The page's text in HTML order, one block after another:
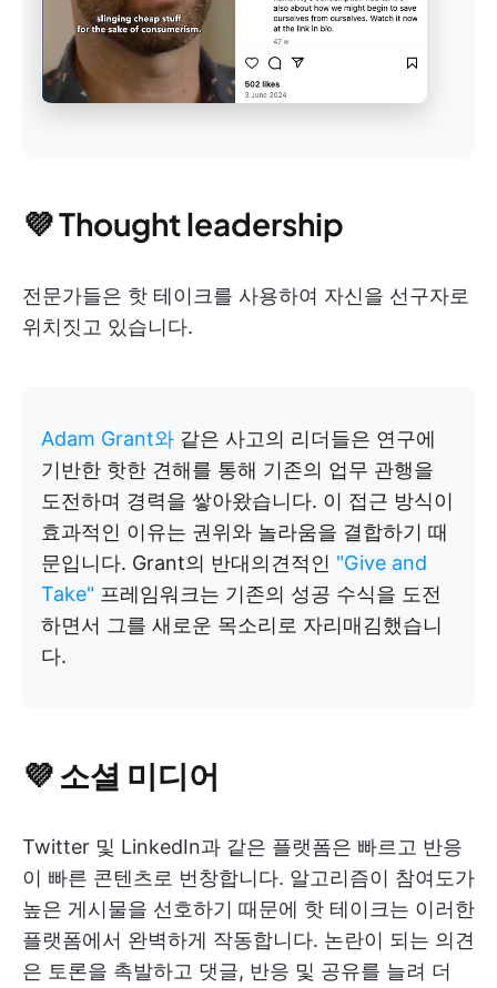
💜 Thought leadership
전문가들은 핫 테이크를 사용하여 자신을 선구자로
위치짓고 있습니다.
Adam Grant와 같은 사고의 리더들은 연구에
기반한 핫한 견해를 통해 기존의 업무 관행을
도전하며 경력을 쌓아왔습니다. 이 접근 방식이
효과적인 이유는 권위와 놀라움을 결합하기 때
문입니다. Grant의 반대의견적인 "Give and
Take" 프레임워크는 기존의 성공 수식을 도전
하면서 그를 새로운 목소리로 자리매김했습니
다.
💜 소셜 미디어
Twitter 및 LinkedIn과 같은 플랫폼은 빠르고 반응
이 빠른 콘텐츠로 번창합니다. 알고리즘이 참여도가
높은 게시물을 선호하기 때문에 핫 테이크는 이러한
플랫폼에서 완벽하게 작동합니다. 논란이 되는 의견
은 토론을 촉발하고 댓글, 반응 및 공유를 늘려 더